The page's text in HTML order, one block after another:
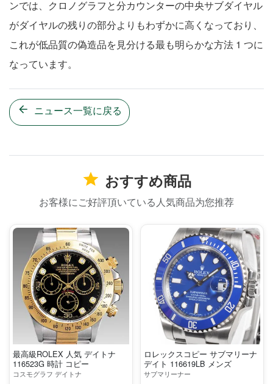
ンでは、クロノグラフと分カウンターの中央サブダイヤル
がダイヤルの残りの部分よりもわずかに高くなっており、
これが低品質の偽造品を見分ける最も明らかな方法 1 つに
なっています。
ニュース一覧に戻る
おすすめ商品
お客様にご好評頂いている人気商品为您推荐
最高級ROLEX 人気 デイトナ
116523G 時計 コピー
コスモグラフ デイトナ
ロレックスコピー サブマリーナ
デイト 116619LB メンズ
サブマリーナー